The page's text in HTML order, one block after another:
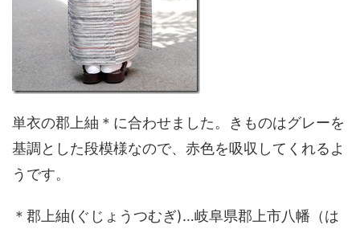
単衣の郡上紬＊に合わせました。きものはグレーを
基調とした段模様なので、赤色を吸収してくれるよ
うです。
＊郡上紬(ぐじょうつむぎ)…岐阜県郡上市八幡（は